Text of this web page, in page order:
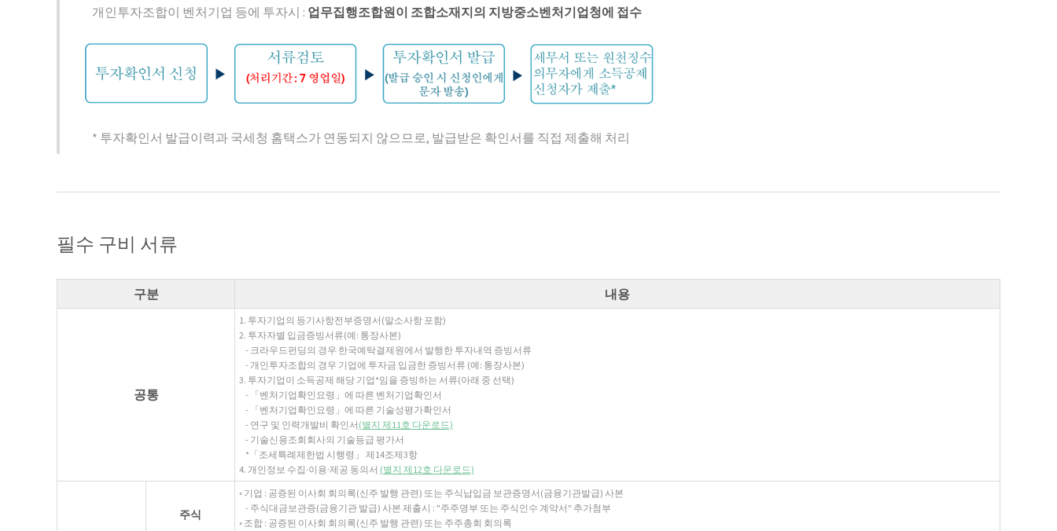
개인투자조합이 벤처기업 등에 투자시 : 업무집행조합원이 조합소재지의 지방중소벤처기업청에 접수
* 투자확인서 발급이력과 국세청 홈택스가 연동되지 않으므로, 발급받은 확인서를 직접 제출해 처리
필수 구비 서류
구분 내용
공통
1. 투자기업의 등기사항전부증명서(말소사항 포함)
2. 투자자별 입금증빙서류(예: 통장사본)
- 크라우드펀딩의 경우 한국예탁결제원에서 발행한 투자내역 증빙서류
- 개인투자조합의 경우 기업에 투자금 입금한 증빙서류 (예: 통장사본)
3. 투자기업이 소득공제 해당 기업*임을 증빙하는 서류(아래 중 선택)
- 「벤처기업확인요령」에 따른 벤처기업확인서
- 「벤처기업확인요령」에 따른 기술성평가확인서
- 연구 및 인력개발비 확인서 (별지 제11호 다운로드)
- 기술신용조회회사의 기술등급 평가서
*「조세특례제한법 시행령」 제14조제3항
4. 개인정보 수집·이용·제공 동의서 (별지 제12호 다운로드)
주식
◦ 기업 : 공증된 이사회 회의록(신주 발행 관련) 또는 주식납입금 보관증명서(금융기관발급) 사본
- 주식대금보관증(금융기관 발급) 사본 제출시 : "주주명부 또는 주식인수 계약서" 추가첨부
◦ 조합 : 공증된 이사회 회의록(신주 발행 관련) 또는 주주총회 회의록